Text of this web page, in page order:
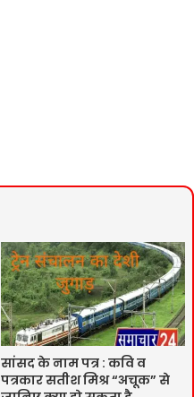
सांसद के नाम पत्र : कवि व
पत्रकार सतीश मिश्र “अचूक” से